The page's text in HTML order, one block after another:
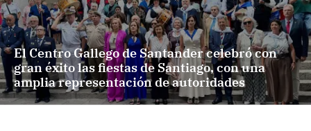
El Centro Gallego de Santander celebró con
gran éxito las fiestas de Santiago, con una
amplia representación de autoridades